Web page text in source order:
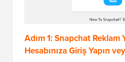
Adım 1: Snapchat Reklam
Hesabınıza Giriş Yapın